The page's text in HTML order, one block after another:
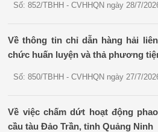
Số: 852/TBHH - CVHHQN ngày 28/7/
Về thông tin chỉ dẫn hàng hải
chức huấn luyện và thả phương
Số: 850/TBHH - CVHHQN ngày 27/7/
Về việc chấm dứt hoạt động
cầu tàu Đảo Trần, tỉnh Quảng Ninh